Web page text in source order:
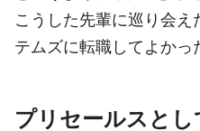
こうした先輩に巡り会
テムズに転職してよかっ
プリセールスと